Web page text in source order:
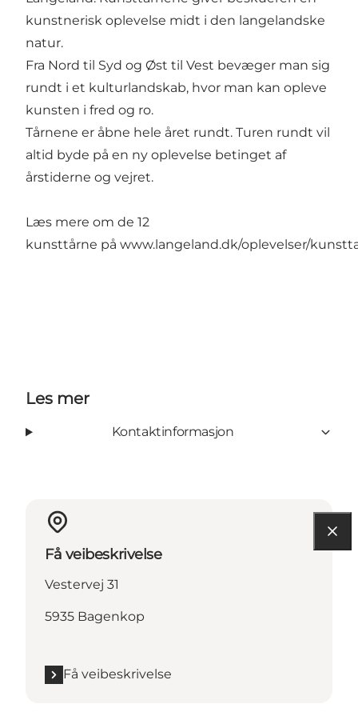
kunstnerisk oplevelse midt i den langelandske
natur.
Fra Nord til Syd og Øst til Vest bevæger man sig
rundt i et kulturlandskab, hvor man kan opleve
kunsten i fred og ro.
Tårnene er åbne hele året rundt. Turen rundt vil
altid byde på en ny oplevelse betinget af
årstiderne og vejret.
Læs mere om de 12
kunsttårne på www.langeland.dk/oplevelser/
Les mer
Kontaktinformasjon
Få veibeskrivelse
Vestervej 31
5935 Bagenkop
Få veibeskrivelse